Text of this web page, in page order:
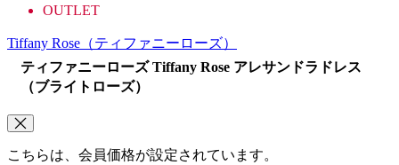
OUTLET
Tiffany Rose （ティファニーローズ）
ティファニーローズ Tiffany Rose アレサンドラドレス
（ブライトローズ）
こちらは、会員価格が設定されています。